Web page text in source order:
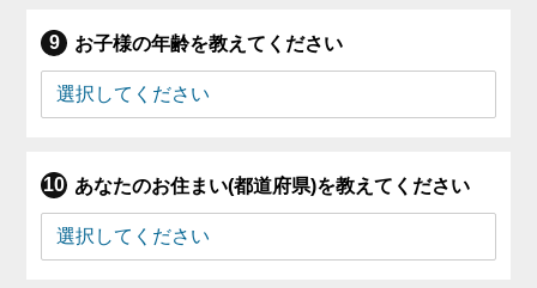
お子様の年齢を教えてください
あなたのお住まい(都道府県)を教えてください